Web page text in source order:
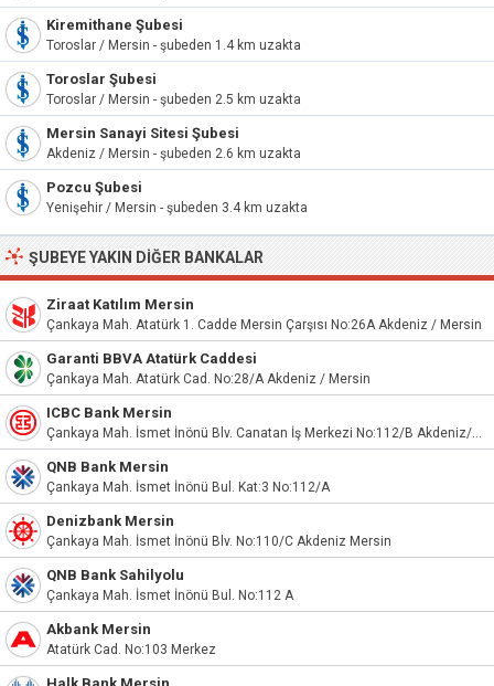
Kiremithane Şubesi
Toroslar / Mersin - şubeden 1.4 km uzakta
Toroslar Şubesi
Toroslar / Mersin - şubeden 2.5 km uzakta
Mersin Sanayi Sitesi Şubesi
Akdeniz / Mersin - şubeden 2.6 km uzakta
Pozcu Şubesi
Yenişehir / Mersin - şubeden 3.4 km uzakta
ŞUBEYE YAKIN DIĞER BANKALAR
Ziraat Katılım Mersin
Çankaya Mah. Atatürk 1. Cadde Mersin Çarşısı No:26A Akdeniz / Mersin
Garanti BBVA Atatürk Caddesi
Çankaya Mah. Atatürk Cad. No:28/A Akdeniz / Mersin
ICBC Bank Mersin
Çankaya Mah. İsmet İnönü Blv. Canatan İş Merkezi No:112/B Akdeniz/Mersin
QNB Bank Mersin
Çankaya Mah. İsmet İnönü Bul. Kat:3 No:112/A
Denizbank Mersin
Çankaya Mah. İsmet İnönü Blv. No:110/C Akdeniz Mersin
QNB Bank Sahilyolu
Çankaya Mah. İsmet İnönü Bul. No:112 A
Akbank Mersin
Atatürk Cad. No:103 Merkez